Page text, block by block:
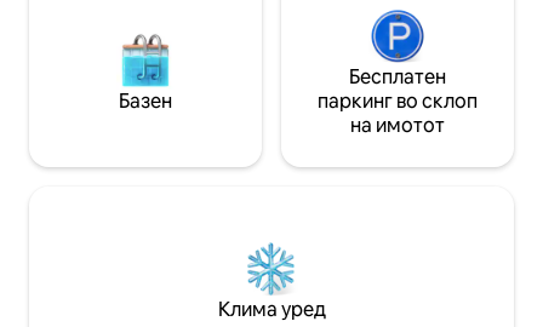
Базен
Бесплатен
паркинг во склоп
на имотот
Клима уред